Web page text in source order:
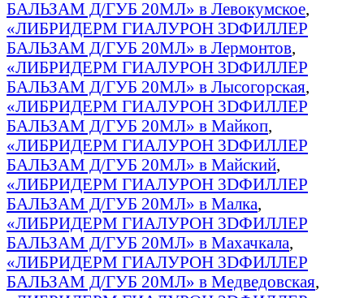
БАЛЬЗАМ Д/ГУБ 20МЛ» в Левокумское,
«ЛИБРИДЕРМ ГИАЛУРОН 3DФИЛЛЕР
БАЛЬЗАМ Д/ГУБ 20МЛ» в Лермонтов,
«ЛИБРИДЕРМ ГИАЛУРОН 3DФИЛЛЕР
БАЛЬЗАМ Д/ГУБ 20МЛ» в Лысогорская,
«ЛИБРИДЕРМ ГИАЛУРОН 3DФИЛЛЕР
БАЛЬЗАМ Д/ГУБ 20МЛ» в Майкоп,
«ЛИБРИДЕРМ ГИАЛУРОН 3DФИЛЛЕР
БАЛЬЗАМ Д/ГУБ 20МЛ» в Майский,
«ЛИБРИДЕРМ ГИАЛУРОН 3DФИЛЛЕР
БАЛЬЗАМ Д/ГУБ 20МЛ» в Малка,
«ЛИБРИДЕРМ ГИАЛУРОН 3DФИЛЛЕР
БАЛЬЗАМ Д/ГУБ 20МЛ» в Махачкала,
«ЛИБРИДЕРМ ГИАЛУРОН 3DФИЛЛЕР
БАЛЬЗАМ Д/ГУБ 20МЛ» в Медведовская,